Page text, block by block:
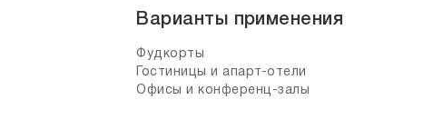
Варианты применения
Фудкорты
Гостиницы и апарт-отели
Офисы и конференц-залы